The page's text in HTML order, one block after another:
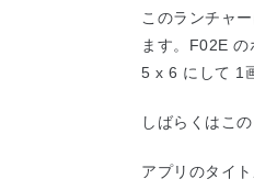
このランチャ
ます。F02E の
5 x 6 にして 1
しばらくはこ
アプリのタイ